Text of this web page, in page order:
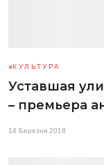
КУЛЬТУРА
Уставшая
– премьера
14 Березня 2018